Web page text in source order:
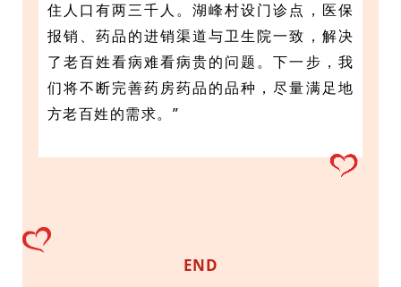
住人口有两三千人。湖峰村设门诊点，医保
报销、药品的进销渠道与卫生院一致，解决
了老百姓看病难看病贵的问题。下一步，我
们将不断完善药房药品的品种，尽量满足地
方老百姓的需求。 ”
END